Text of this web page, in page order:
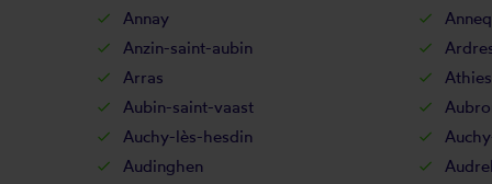
Annay
Anzin-saint-aubin
Arras
Athies
Aubin-saint-vaast
Auchy-lès-hesdin
Audinghen